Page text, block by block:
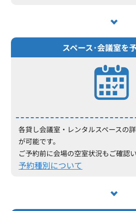
スペース･会議室を
各貸し会議室・レンタルスペースの
が可能です。
ご予約前に会場の空室状況もご確認
予約種別について